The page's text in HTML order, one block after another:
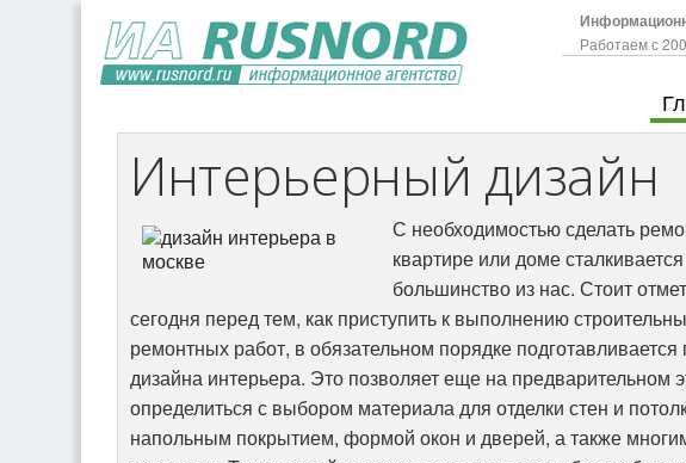
Работаем с
Интерьерный дизайн
С необходимостью сделать
квартире или доме сталкивается
большинство из нас. Стоит
сегодня перед тем, как приступить к выполнению
ремонтных работ, в обязательном порядке подготавливается
дизайна интерьера. Это позволяет еще на предварительном
определиться с выбором материала для отделки стен и
напольным покрытием, формой окон и дверей, а также